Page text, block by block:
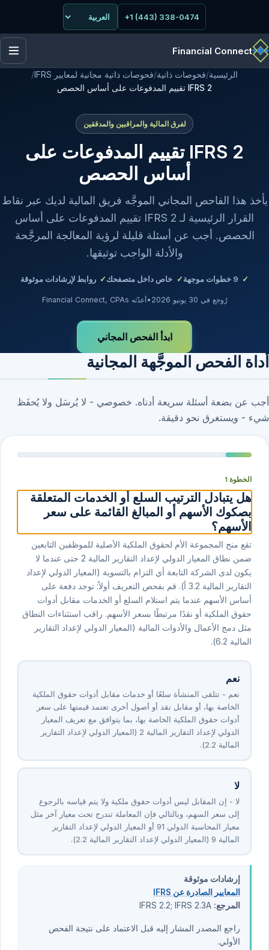
+1 (443) 338-0474
Financial Connect
الرئيسية/فحوصات ذاتية/فحوصات ذاتية مجانية لمعايير IFRS
/
IFRS 2 تقييم المدفوعات على أساس الحصص
لفرق المالية والمراقبين والمدققين
IFRS 2 تقييم المدفوعات على
أساس الحصص
يأخذ هذا الفاحص المجاني الموجَّه فريق المالية لديك عبر نقاط
القرار الرئيسية لـ IFRS 2 تقييم المدفوعات على أساس
الحصص. أجب عن أسئلة قليلة لرؤية المعالجة المرجَّحة
والأدلة الواجب توثيقها.
9 خطوات موجهة خاص داخل متصفحك روابط لإرشادات موثوقة
رُوجع في 30 يونيو 2026 •أعدّته Financial Connect, CPAs
ابدأ الفحص المجاني
أداة الفحص الموجَّهة المجانية
أجب عن بضعة أسئلة سريعة أدناه. خصوصي - لا يُرسَل ولا يُحفَظ
شيء - ويستغرق نحو دقيقة.
الخطوة 1
هل يتبادل الترتيب السلع أو الخدمات المتعلقة
بصكوك الأسهم أو المبالغ القائمة على سعر
الأسهم؟
تقع منح المجموعة الأم لحقوق الملكية الأصلية للموظفين التابعين
ضمن نطاق المعيار الدولي لإعداد التقارير المالية ⁦2⁩ حتى عندما لا
يكون لدى الشركة التابعة أي التزام بالتسوية (المعيار الدولي لإعداد
التقارير المالية ⁦2⁩.⁦3⁩ أ). قم بفحص التعريف أولاً: توجد دفعة على
أساس الأسهم عندما يتم استلام السلع أو الخدمات مقابل أدوات
حقوق الملكية أو نقدًا مرتبطًا بسعر الأسهم. راقب استثناءات النطاق
مثل دمج الأعمال والأدوات المالية (المعيار الدولي لإعداد التقارير
المالية ⁦2⁩.⁦6⁩).
نعم
نعم - تتلقى المنشأة سلعًا أو خدمات مقابل أدوات حقوق الملكية
الخاصة بها، أو مقابل نقد أو أصول أخرى تعتمد قيمتها على سعر
أدوات حقوق الملكية الخاصة بها، بما يتوافق مع تعريف المعيار
الدولي لإعداد التقارير المالية ⁦2⁩ (المعيار الدولي لإعداد التقارير
المالية ⁦2⁩.⁦2⁩).
لا
لا - إن المقابل ليس أدوات حقوق ملكية ولا يتم قياسه بالرجوع
إلى سعر السهم، وبالتالي فإن المعاملة تندرج تحت معيار آخر مثل
معيار المحاسبة الدولي ⁦19⁩ أو المعيار الدولي لإعداد التقارير
المالية ⁦9⁩ (المعيار الدولي لإعداد التقارير المالية ⁦2⁩.⁦2⁩).
إرشادات موثوقة
المعايير الصادرة عن IFRS
المرجع:
راجع المصدر المشار إليه قبل الاعتماد على نتيجة الفحص
الأولي.